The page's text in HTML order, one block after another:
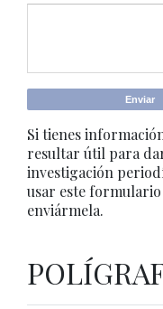
Si tienes
resultar útil para
investigación
usar este
enviármela.